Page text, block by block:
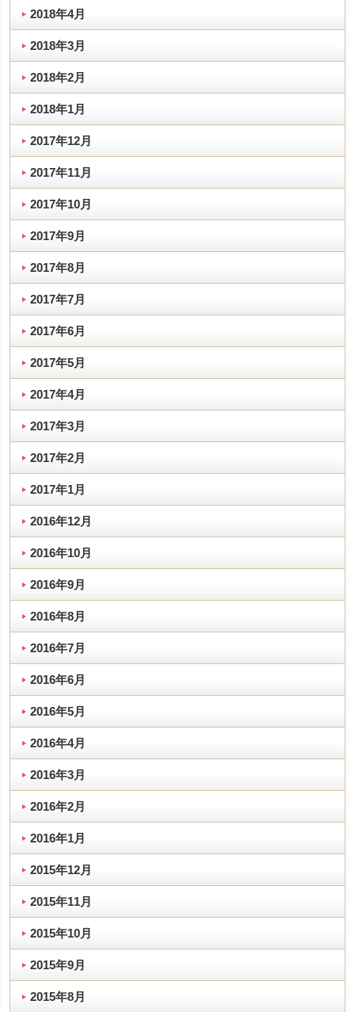
2018年4月
2018年3月
2018年2月
2018年1月
2017年12月
2017年11月
2017年10月
2017年9月
2017年8月
2017年7月
2017年6月
2017年5月
2017年4月
2017年3月
2017年2月
2017年1月
2016年12月
2016年10月
2016年9月
2016年8月
2016年7月
2016年6月
2016年5月
2016年4月
2016年3月
2016年2月
2016年1月
2015年12月
2015年11月
2015年10月
2015年9月
2015年8月